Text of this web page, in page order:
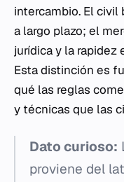
intercambio. El civil
a largo plazo; el
jurídica y la rapidez
Esta distinción es
qué las reglas
y técnicas que las
Dato curioso:
proviene del